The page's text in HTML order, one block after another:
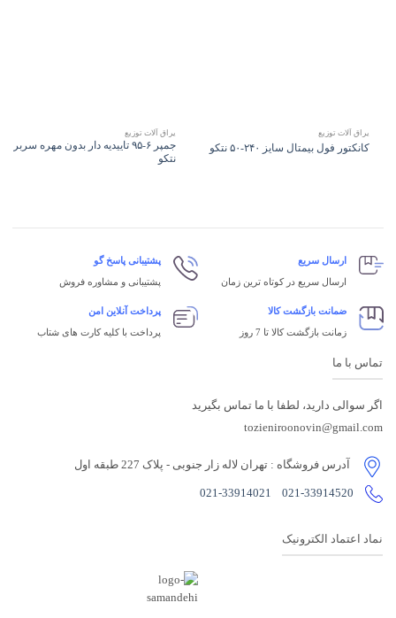
یراق آلات توزیع
کانکتور فول بیمتال سایز ۲۴۰-۵۰ نتکو
یراق آلات توزیع
جمپر ۶-۹۵ تاییدیه دار بدون مهره سربر
نتکو
ارسال سریع
ارسال سریع در کوتاه ترین زمان
پشتیبانی پاسخ گو
پشتیبانی و مشاوره فروش
ضمانت بازگشت کالا
زمانت بازگشت کالا تا 7 روز
پرداخت آنلاین امن
پرداخت با کلیه کارت های شتاب
تماس با ما
اگر سوالی دارید، لطفا با ما تماس بگیرید
tozieniroonovin@gmail.com
آدرس فروشگاه : تهران لاله زار جنوبی - پلاک 227 طبقه اول
021-33914520
021-33914021
نماد اعتماد الکترونیک